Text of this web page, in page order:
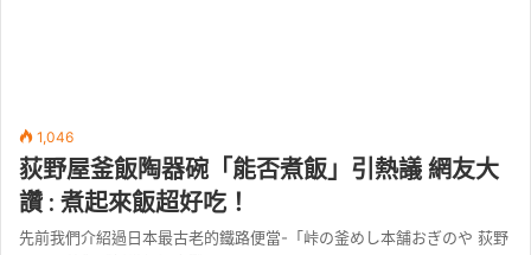
1,046
荻野屋釜飯陶器碗「能否煮飯」引熱議 網友大
讚 : 煮起來飯超好吃！
先前我們介紹過日本最古老的鐵路便當-「峠の釜めし本舗おぎのや 荻野